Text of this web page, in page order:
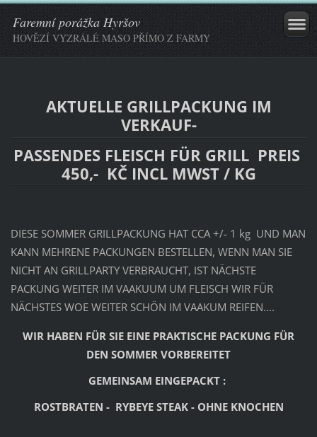
Faremní porážka Hyršov
HOVĚZÍ VYZRÁLÉ MASO PŘÍMO Z FARMY
AKTUELLE GRILLPACKUNG IM
VERKAUF-
PASSENDES FLEISCH FÜR GRILL PREIS
450,- KČ INCL MWST / KG
DIESE SOMMER GRILLPACKUNG HAT CCA +/- 1 kg UND MAN
KANN MEHRENE PACKUNGEN BESTELLEN, WENN MAN SIE
NICHT AN GRILLPARTY VERBRAUCHT, IST NÄCHSTE
PACKUNG WEITER IM VAAKUUM UM FLEISCH WIR FÜR
NÄCHSTES WOE WEITER SCHÖN IM VAAKUM REIFEN....
WIR HABEN FÜR SIE EINE PRAKTISCHE PACKUNG FÜR
DEN SOMMER VORBEREITET
GEMEINSAM EINGEPACKT :
ROSTBRATEN - RYBEYE STEAK - OHNE KNOCHEN